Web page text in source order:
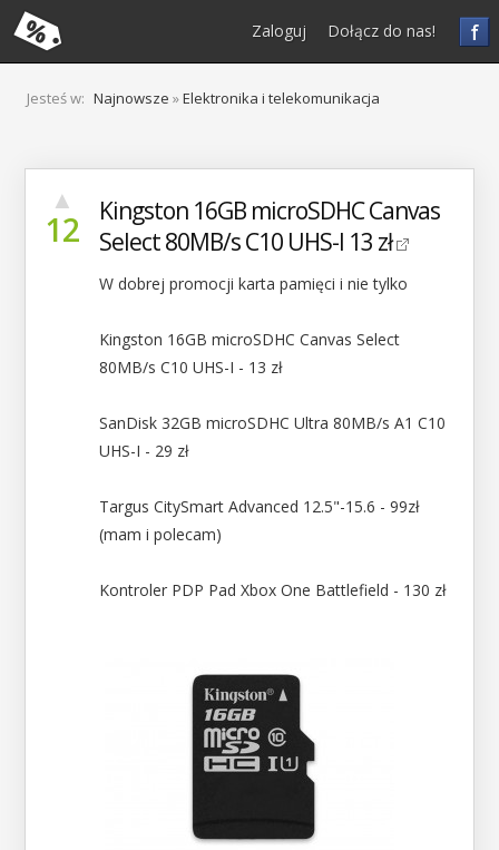
f
Zaloguj Dołącz do nas!
Jesteś w: Najnowsze »Elektronika i telekomunikacja
▲
12
Kingston 16GB microSDHC Canvas
Select 80MB/s C10 UHS-I 13 zł
W dobrej promocji karta pamięci i nie tylko
Kingston 16GB microSDHC Canvas Select
80MB/s C10 UHS-I - 13 zł
SanDisk 32GB microSDHC Ultra 80MB/s A1 C10
UHS-I - 29 zł
Targus CitySmart Advanced 12.5"-15.6 - 99zł
(mam i polecam)
Kontroler PDP Pad Xbox One Battlefield - 130 zł